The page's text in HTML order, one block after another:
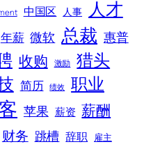
中国区 人事 人才
年薪 微软 总裁 惠普
收购 激励 猎头
简历 绩效 职业
苹果 薪资 薪酬
财务 跳槽 辞职 雇主